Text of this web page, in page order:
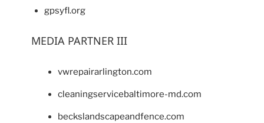
gpsyfl.org
MEDIA PARTNER III
vwrepairarlington.com
cleaningservicebaltimore-md.com
beckslandscapeandfence.com